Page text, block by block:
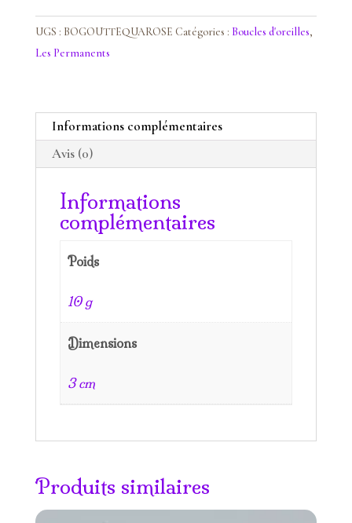
d'oreilles
Quartz
rose
UGS : BOGOUTTEQUAROSE Catégories : Boucles d'oreilles,
Les Permanents
Informations complémentaires
Avis (0)
Informations
complémentaires
Poids
10 g
Dimensions
3 cm
Produits similaires